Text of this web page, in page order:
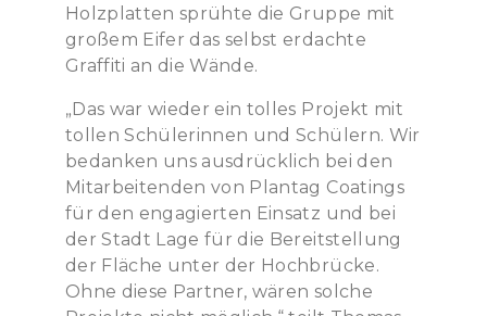
Holzplatten sprühte die Gruppe mit
großem Eifer das selbst erdachte
Graffiti an die Wände.
„Das war wieder ein tolles Projekt mit
tollen Schülerinnen und Schülern. Wir
bedanken uns ausdrücklich bei den
Mitarbeitenden von Plantag Coatings
für den engagierten Einsatz und bei
der Stadt Lage für die Bereitstellung
der Fläche unter der Hochbrücke.
Ohne diese Partner, wären solche